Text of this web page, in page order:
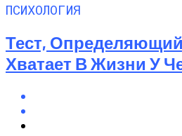
ПСИХОЛОГИЯ
Тест,
Хватает В Жизни У